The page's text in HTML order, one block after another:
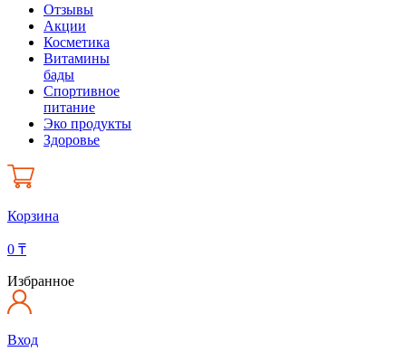
Отзывы
Акции
Косметика
Витамины
бады
Спортивное
питание
Эко продукты
Здоровье
Корзина
0 ₸
Избранное
Вход